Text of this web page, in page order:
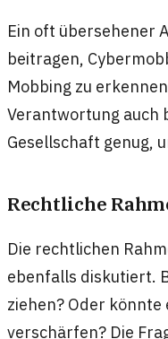
Ein oft übersehener
beitragen,
Mobbing zu
Verantwortung auch
Gesellschaft genug,
Rechtliche
Die rechtlichen
ebenfalls diskutiert.
ziehen? Oder
verschärfen? Die